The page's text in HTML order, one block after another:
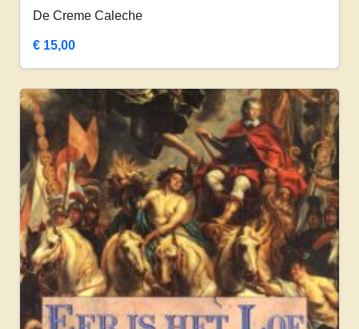
De Creme Caleche
€ 15,00